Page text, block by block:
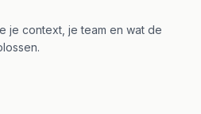
je context, je team en wat de